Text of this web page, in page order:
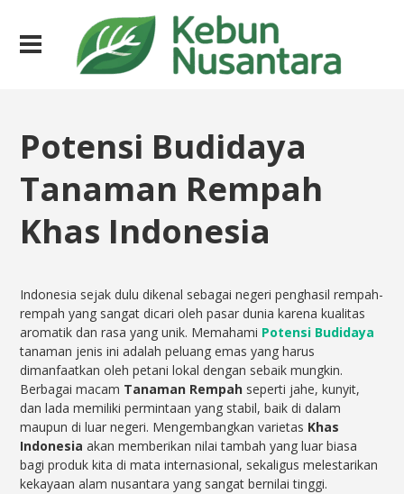
Potensi Budidaya
Tanaman Rempah
Khas Indonesia
Indonesia sejak dulu dikenal sebagai negeri penghasil rempah-
rempah yang sangat dicari oleh pasar dunia karena kualitas
aromatik dan rasa yang unik. Memahami Potensi Budidaya
tanaman jenis ini adalah peluang emas yang harus
dimanfaatkan oleh petani lokal dengan sebaik mungkin.
Berbagai macam Tanaman Rempah seperti jahe, kunyit,
dan lada memiliki permintaan yang stabil, baik di dalam
maupun di luar negeri. Mengembangkan varietas Khas
Indonesia akan memberikan nilai tambah yang luar biasa
bagi produk kita di mata internasional, sekaligus melestarikan
kekayaan alam nusantara yang sangat bernilai tinggi.